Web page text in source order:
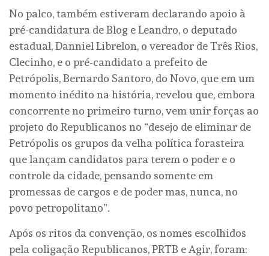
No palco, também estiveram declarando apoio à
pré-candidatura de Blog e Leandro, o deputado
estadual, Danniel Librelon, o vereador de Três Rios,
Clecinho, e o pré-candidato a prefeito de
Petrópolis, Bernardo Santoro, do Novo, que em um
momento inédito na história, revelou que, embora
concorrente no primeiro turno, vem unir forças ao
projeto do Republicanos no “desejo de eliminar de
Petrópolis os grupos da velha política forasteira
que lançam candidatos para terem o poder e o
controle da cidade, pensando somente em
promessas de cargos e de poder mas, nunca, no
povo petropolitano”.
Após os ritos da convenção, os nomes escolhidos
pela coligação Republicanos, PRTB e Agir, foram: